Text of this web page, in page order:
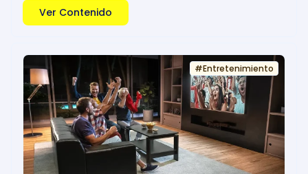
Ver Contenido
#Entretenimiento